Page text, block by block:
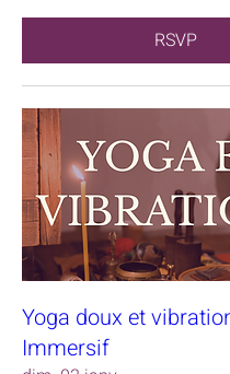
RSVP
Yoga doux et
Immersif